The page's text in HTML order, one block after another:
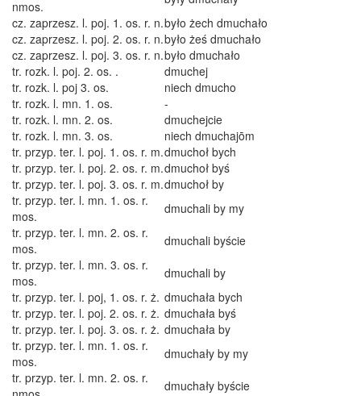
nmos.
cz. zaprzesz. l. poj. 1. os. r. n.było żech dmuchało
cz. zaprzesz. l. poj. 2. os. r. n.było żeś dmuchało
cz. zaprzesz. l. poj. 3. os. r. n.było dmuchało
tr. rozk. l. poj. 2. os. .
dmuchej
tr. rozk. l. poj 3. os.
niech dmucho
tr. rozk. l. mn. 1. os.
-
tr. rozk. l. mn. 2. os.
dmuchejcie
tr. rozk. l. mn. 3. os.
niech dmuchajōm
tr. przyp. ter. l. poj. 1. os. r. m.dmuchoł bych
tr. przyp. ter. l. poj. 2. os. r. m.dmuchoł byś
tr. przyp. ter. l. poj. 3. os. r. m.dmuchoł by
tr. przyp. ter. l. mn. 1. os. r.
mos.
dmuchali by my
tr. przyp. ter. l. mn. 2. os. r.
mos.
dmuchali byście
tr. przyp. ter. l. mn. 3. os. r.
mos.
dmuchali by
tr. przyp. ter. l. poj, 1. os. r. ż. dmuchała bych
tr. przyp. ter. l. poj. 2. os. r. ż. dmuchała byś
tr. przyp. ter. l. poj. 3. os. r. ż. dmuchała by
tr. przyp. ter. l. mn. 1. os. r.
mos.
dmuchały by my
tr. przyp. ter. l. mn. 2. os. r.
dmuchały byście